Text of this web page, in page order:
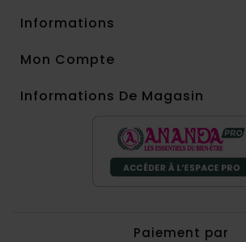
Informations
Mon Compte
Informations De Magasin
Paiement par